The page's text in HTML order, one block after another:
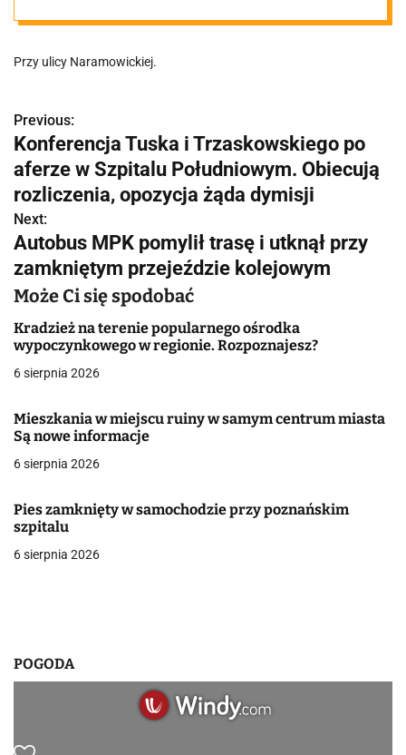
zamkniętym
przejeździe
kolejowym
Przy ulicy Naramowickiej.
N
a
w
i
g
a
c
j
w
p
i
s
Previous:
Konferencja Tuska i Trzaskowskiego po
aferze w Szpitalu Południowym. Obiecują
rozliczenia, opozycja żąda dymisji
Next:
Autobus MPK pomylił trasę i utknął przy
zamkniętym przejeździe kolejowym
Może Ci się spodobać
Kradzież na terenie popularnego ośrodka
wypoczynkowego w regionie. Rozpoznajesz?
6 sierpnia 2026
Mieszkania w miejscu ruiny w samym centrum miasta
Są nowe informacje
6 sierpnia 2026
Pies zamknięty w samochodzie przy poznańskim
szpitalu
6 sierpnia 2026
POGODA